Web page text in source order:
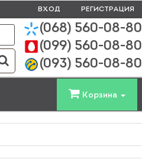
ВХОД РЕГИСТРАЦИЯ
(068) 560-08-80
(099) 560-08-80
(093) 560-08-80
Корзина